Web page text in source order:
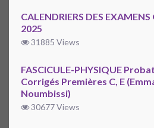
CALENDRIERS DES
2025
31885 Views
FASCICULE-PHYSIQUE
Corrigés Premières C, E
Noumbissi)
30677 Views